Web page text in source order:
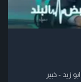
زيد - خبير